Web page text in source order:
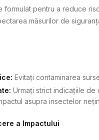
formulat pentru a reduce
măsurilor de
Evitați contaminarea
Urmați strict indicațiile de
asupra insectelor
a Impactului